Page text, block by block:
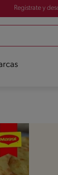
Registrate y